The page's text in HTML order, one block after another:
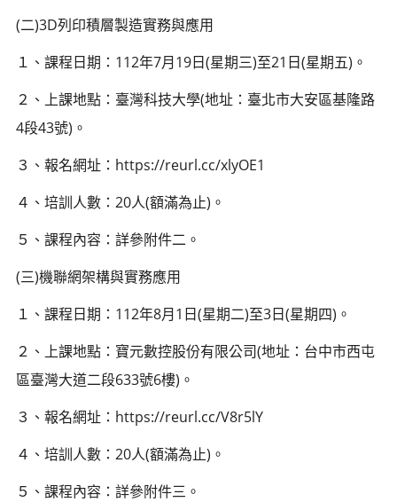
(二)3D列印積層製造實務與應用
１、課程日期：112年7月19日(星期三)至21日(星期五)。
２、上課地點：臺灣科技大學(地址：臺北市大安區基隆路
4段43號)。
３、報名網址：https://reurl.cc/xlyOE1
４、培訓人數：20人(額滿為止)。
５、課程內容：詳參附件二。
(三)機聯網架構與實務應用
１、課程日期：112年8月1日(星期二)至3日(星期四)。
２、上課地點：寶元數控股份有限公司(地址：台中市西屯
區臺灣大道二段633號6樓)。
３、報名網址：https://reurl.cc/V8r5lY
４、培訓人數：20人(額滿為止)。
５、課程內容：詳參附件三。